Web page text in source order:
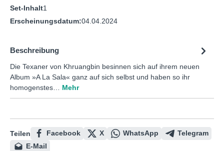
Set-Inhalt1
Erscheinungsdatum:04.04.2024
Beschreibung
Die Texaner von Khruangbin besinnen sich auf ihrem neuen
Album »A La Sala« ganz auf sich selbst und haben so ihr
homogenstes… Mehr
Teilen Facebook X WhatsApp
Telegram
E-Mail